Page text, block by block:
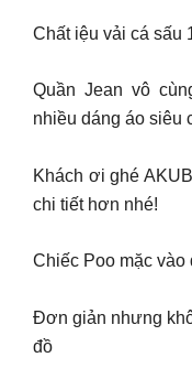
Chất iệu vải cá sấu
Quần Jean vô
nhiều dáng áo siêu
Khách ơi ghé
chi tiết hơn nhé!
Chiếc Poo mặc
Đơn giản nhưng
đồ